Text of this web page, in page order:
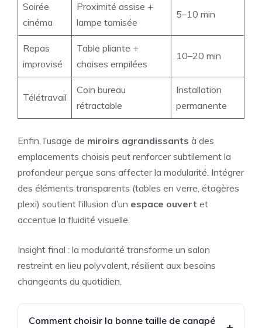
Soirée
cinéma
Proximité assise +
lampe tamisée
5–10 min
Repas
improvisé
Table pliante +
chaises empilées
10–20 min
Télétravail
Coin bureau
rétractable
Installation
permanente
Enfin, l’usage de miroirs agrandissants à des
emplacements choisis peut renforcer subtilement la
profondeur perçue sans affecter la modularité. Intégrer
des éléments transparents (tables en verre, étagères
plexi) soutient l’illusion d’un espace ouvert et
accentue la fluidité visuelle.
Insight final : la modularité transforme un salon
restreint en lieu polyvalent, résilient aux besoins
changeants du quotidien.
Comment choisir la bonne taille de canapé